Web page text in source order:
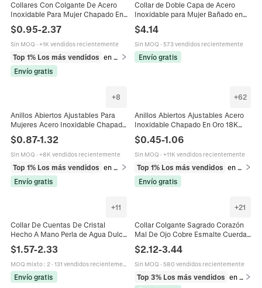
Collares Con Colgante De Acero
Inoxidable Para Mujer Chapado En
Oro De 18K Circón Mariposa
Corazón Mal De Ojo Girasol Estrella
Joyería
$0.95-2.37
Sin MOQ · +1K vendidos recientemente
Top 1% Los más vendidos
en Collares
Envío gratis
Collar de Doble Capa de Acero
Inoxidable para Mujer Bañado en
Oro 18K Mal de Ojo Estrella Luna
Mariposa Joyería
$4.14
Sin MOQ · 573 vendidos recientemente
Envío gratis
+8
Anillos Abiertos Ajustables Para
Mujeres Acero Inoxidable Chapado
Ojo Malvado Margaritas Joyería
$0.87-1.32
Sin MOQ · +8K vendidos recientemente
Top 1% Los más vendidos
Envío gratis
+62
Anillos Abiertos Ajustables Acero
Inoxidable Chapado En Oro 18K
Ojo Malvado Joyería Versátil Para
Mujer
$0.45-1.06
Sin MOQ · +11K vendidos recientemente
Top 1% Los más vendidos
Envío gratis
+11
Collar De Cuentas De Cristal
Hecho A Mano Perla de Agua Dulce
Natural Agua Dulce Colgante De
Concha Ojo Turco Acero Inoxidable
316 Mujeres
$1.57-2.33
MOQ mixto: 2· 131 vendidos recientemente
Envío gratis
+21
Collar Colgante Sagrado Corazón
Mal De Ojo Cobre Esmalte Cuerda
Tejida Colorida Joyas Boho Vintage
Para Mujer
$2.12-3.44
Sin MOQ · 580 vendidos recientemente
Top 3% Los más vendidos
en Collares